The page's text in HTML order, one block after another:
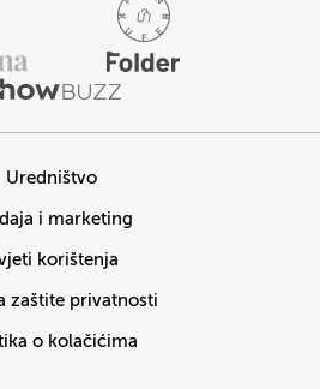
Uredništvo
i marketing
korištenja
zaštite privatnosti
o kolačićima